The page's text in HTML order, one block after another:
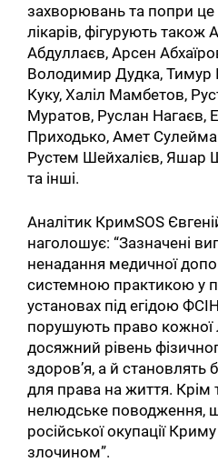
захворювань та попри це
лікарів, фігурують
Абдуллаєв, Арсен
Володимир Дудка, Тимур
Куку, Халіл Мамбетов,
Муратов, Руслан Нагаєв,
Приходько, Амет
Рустем Шейхалієв, Яшар
та інші.
Аналітик КримSOS
наголошує: “Зазначені
ненадання медичної
системною практикою у
установах під егідою
порушують право
досяжний рівень
здоров’я, а й становлять
для права на життя. Крім
нелюдське поводження,
російської окупації
злочином”.